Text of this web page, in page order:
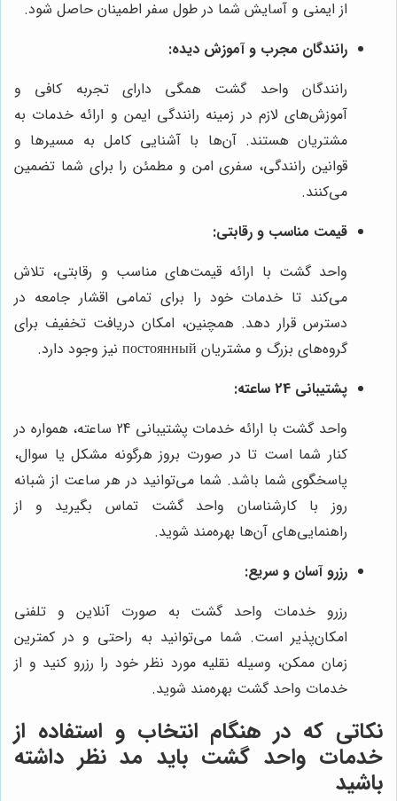
از ایمنی و آسایش شما در طول سفر اطمینان حاصل شود.
رانندگان مجرب و آموزش دیده:
رانندگان واحد گشت همگی دارای تجربه کافی و
آموزش‌های لازم در زمینه رانندگی ایمن و ارائه خدمات به
مشتریان هستند. آن‌ها با آشنایی کامل به مسیرها و
قوانین رانندگی، سفری امن و مطمئن را برای شما تضمین
می‌کنند.
قیمت مناسب و رقابتی:
واحد گشت با ارائه قیمت‌های مناسب و رقابتی، تلاش
می‌کند تا خدمات خود را برای تمامی اقشار جامعه در
دسترس قرار دهد. همچنین، امکان دریافت تخفیف برای
گروه‌های بزرگ و مشتریان постоянный نیز وجود دارد.
پشتیبانی 24 ساعته:
واحد گشت با ارائه خدمات پشتیبانی 24 ساعته، همواره در
کنار شما است تا در صورت بروز هرگونه مشکل یا سوال،
پاسخگوی شما باشد. شما می‌توانید در هر ساعت از شبانه
روز با کارشناسان واحد گشت تماس بگیرید و از
راهنمایی‌های آن‌ها بهره‌مند شوید.
رزرو آسان و سریع:
رزرو خدمات واحد گشت به صورت آنلاین و تلفنی
امکان‌پذیر است. شما می‌توانید به راحتی و در کمترین
زمان ممکن، وسیله نقلیه مورد نظر خود را رزرو کنید و از
خدمات واحد گشت بهره‌مند شوید.
نکاتی که در هنگام انتخاب و استفاده از
خدمات واحد گشت باید مد نظر داشته
باشید